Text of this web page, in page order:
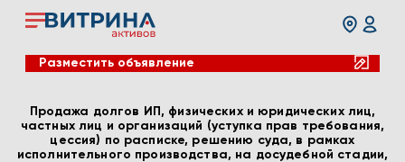
Разместить объявление
Продажа долгов ИП, физических и юридических лиц,
частных лиц и организаций (уступка прав требования,
цессия) по расписке, решению суда, в рамках
исполнительного производства, на досудебной стадии,